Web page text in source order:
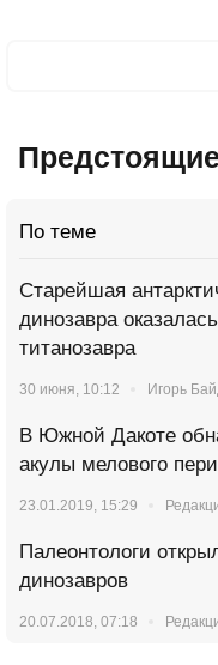
По теме
Старейшая
динозавра
титанозавра
30 июня, 10:12 Игорь
В Южной Дакоте
акулы мелового
23.01.2019, 15:29
Палеонтологи
динозавров
20.07.2018, 07:18